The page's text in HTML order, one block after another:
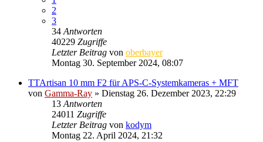
2
3
34 Antworten
40229 Zugriffe
Letzter Beitrag von oberbayer
Montag 30. September 2024, 08:07
TTArtisan 10 mm F2 für APS-C-Systemkameras + MFT
von Gamma-Ray » Dienstag 26. Dezember 2023, 22:29
13 Antworten
24011 Zugriffe
Letzter Beitrag von kodym
Montag 22. April 2024, 21:32